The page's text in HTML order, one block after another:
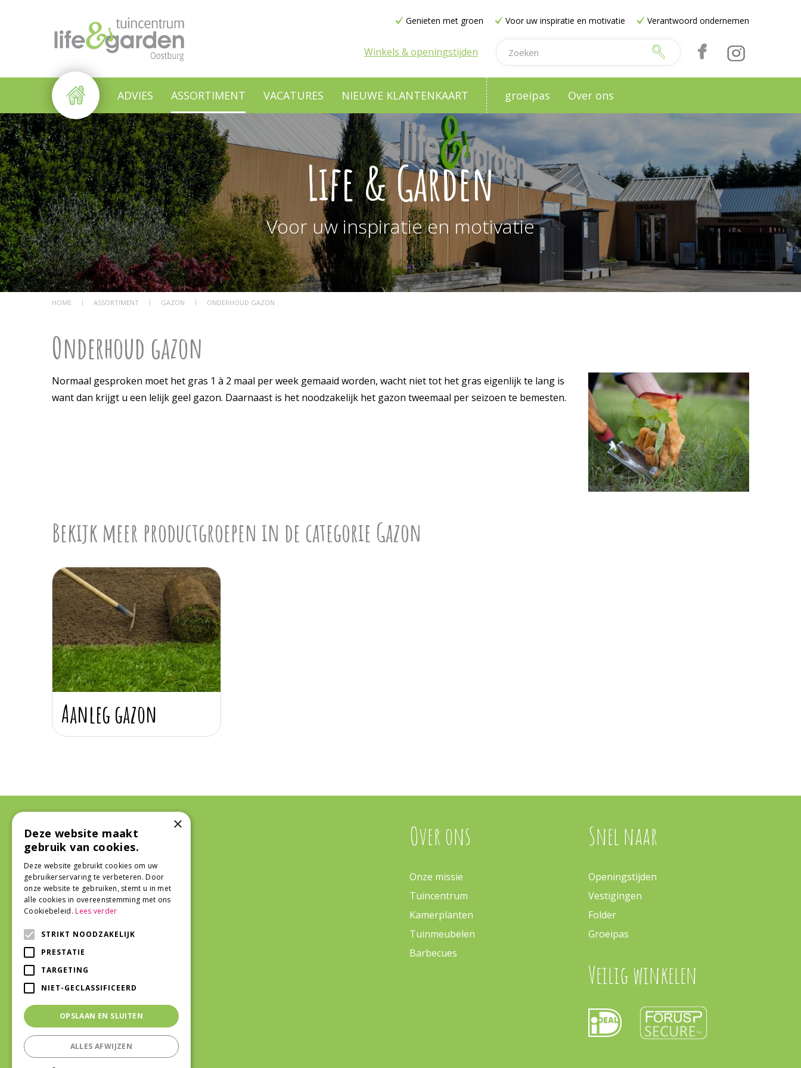
Life & Garden
Voor uw inspiratie en motivatie
HOME ASSORTIMENT GAZON ONDERHOUD GAZON
Genieten met groen Voor uw inspiratie en motivatie Verantwoord ondernemen
Winkels & openingstijden
ADVIES ASSORTIMENT VACATURES NIEUWE KLANTENKAART groeipas Over ons
Onderhoud gazon
Normaal gesproken moet het gras 1 à 2 maal per week gemaaid worden, wacht niet tot het gras eigenlijk te lang is
want dan krijgt u een lelijk geel gazon. Daarnaast is het noodzakelijk het gazon tweemaal per seizoen te bemesten.
Bekijk meer productgroepen in de categorie Gazon
Aanleg gazon
Algemeen
Algemene voorwaarden
Over ons
Onze missie
Tuincentrum
Kamerplanten
Tuinmeubelen
Barbecues
Snel naar
Openingstijden
Vestigingen
Folder
Groeipas
Veilig winkelen
×
Deze website maakt
gebruik van cookies.
Deze website gebruikt cookies om uw
gebruikerservaring te verbeteren. Door
onze website te gebruiken, stemt u in met
alle cookies in overeenstemming met ons
Cookiebeleid.Lees verder
STRIKT NOODZAKELIJK
PRESTATIE
TARGETING
NIET-GECLASSIFICEERD
OPSLAAN EN SLUITEN
ALLES AFWIJZEN